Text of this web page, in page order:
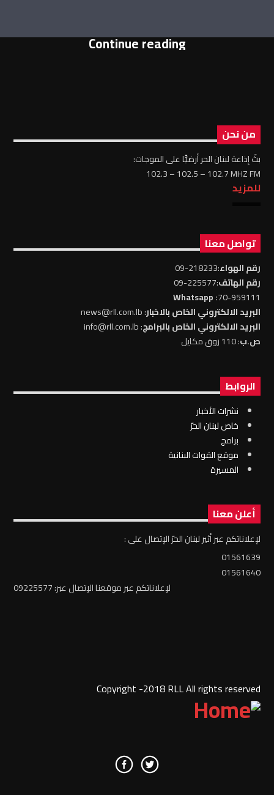
Continue reading
من نحن
بثّ إذاعة لبنان الحر أرضيًّا على الموجات:
102.3 – 102.5 – 102.7 MHZ FM
للمزيد
تواصل معنا
رقم الهواء:218233-09
رقم الهاتف:225577-09
70-959111
: Whatsapp
البريد الالكتروني الخاص بالاخبار: news@rll.com.lb
البريد الالكتروني الخاص بالبرامج: info@rll.com.lb
ص.ب: 110 زوق مكايل
الروابط
نشرات الأخبار
خاص لبنان الحرّ
برامج
موقع القوات البنانية
المسيرة
أعلن معنا
لإعلاناتكم عبر أثير لبنان الحرّ الإتصال على :
01561639
01561640
لإعلاناتكم عبر موقعنا الإتصال عبر: 09225577
Copyright -2018 RLL All rights reserved